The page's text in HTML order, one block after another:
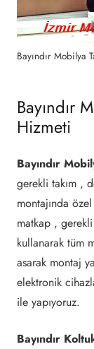
Bayındır Mobilya
Bayındır
Hizmeti
Bayındır
gerekli takım ,
montajında
matkap ,
kullanarak tüm
asarak montaj
elektronik
ile yapıyoruz.
Bayındır